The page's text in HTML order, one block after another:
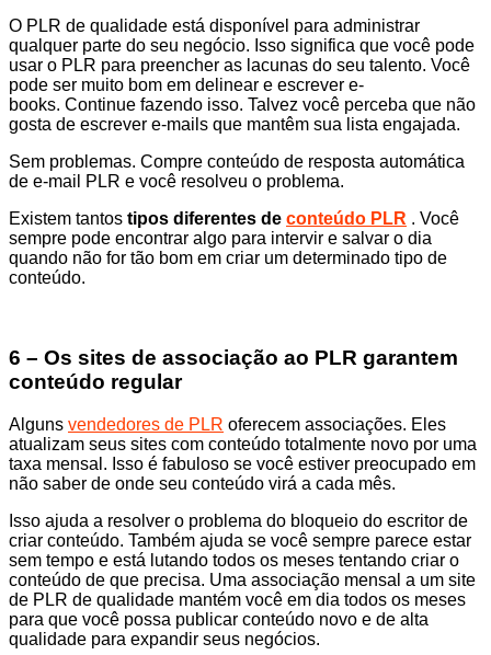
O PLR de qualidade está disponível para administrar
qualquer parte do seu negócio. Isso significa que você pode
usar o PLR para preencher as lacunas do seu talento. Você
pode ser muito bom em delinear e escrever e-
books. Continue fazendo isso. Talvez você perceba que não
gosta de escrever e-mails que mantêm sua lista engajada.
Sem problemas. Compre conteúdo de resposta automática
de e-mail PLR e você resolveu o problema.
Existem tantos tipos diferentes de conteúdo PLR . Você
sempre pode encontrar algo para intervir e salvar o dia
quando não for tão bom em criar um determinado tipo de
conteúdo.
6 – Os sites de associação ao PLR garantem
conteúdo regular
Alguns vendedores de PLR ​​oferecem associações. Eles
atualizam seus sites com conteúdo totalmente novo por uma
taxa mensal. Isso é fabuloso se você estiver preocupado em
não saber de onde seu conteúdo virá a cada mês.
Isso ajuda a resolver o problema do bloqueio do escritor de
criar conteúdo. Também ajuda se você sempre parece estar
sem tempo e está lutando todos os meses tentando criar o
conteúdo de que precisa. Uma associação mensal a um site
de PLR ​​de qualidade mantém você em dia todos os meses
para que você possa publicar conteúdo novo e de alta
qualidade para expandir seus negócios.